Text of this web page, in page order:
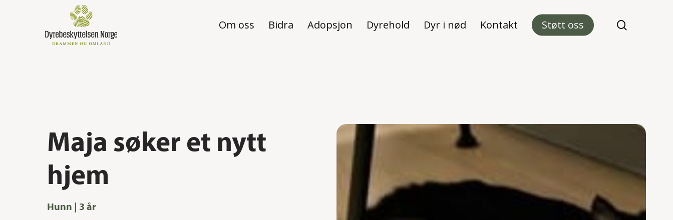
Om oss Bidra Adopsjon Dyrehold Dyr i nød Kontakt Støtt oss
Maja søker et nytt
hjem
Hunn | 3 år